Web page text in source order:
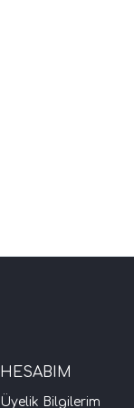
HESABIM
Üyelik Bilgilerim